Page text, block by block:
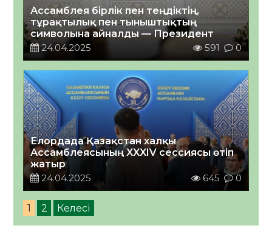
Ассамблея бірлік пен теңдіктің,
тұрақтылық пен тыныштықтың
символына айналды — Президент
24.04.2025
591 0
Елордада Қазақстан халқы
Ассамблеясының XXXIV сессиясы өтіп
жатыр
24.04.2025
645 0
1 2 Келесі